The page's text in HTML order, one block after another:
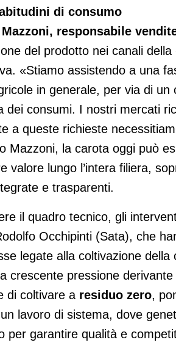
di consumo
responsabile
del prodotto nei canali
«Stiamo assistendo a una
in generale, per via di
dei consumi. I nostri mercati
a queste richieste
Mazzoni, la carota oggi può
valore lungo l’intera filiera,
e trasparenti.
il quadro tecnico, gli
Occhipinti (Sata), che
legate alla coltivazione
crescente pressione
di coltivare a residuo zero,
lavoro di sistema, dove
per garantire qualità e